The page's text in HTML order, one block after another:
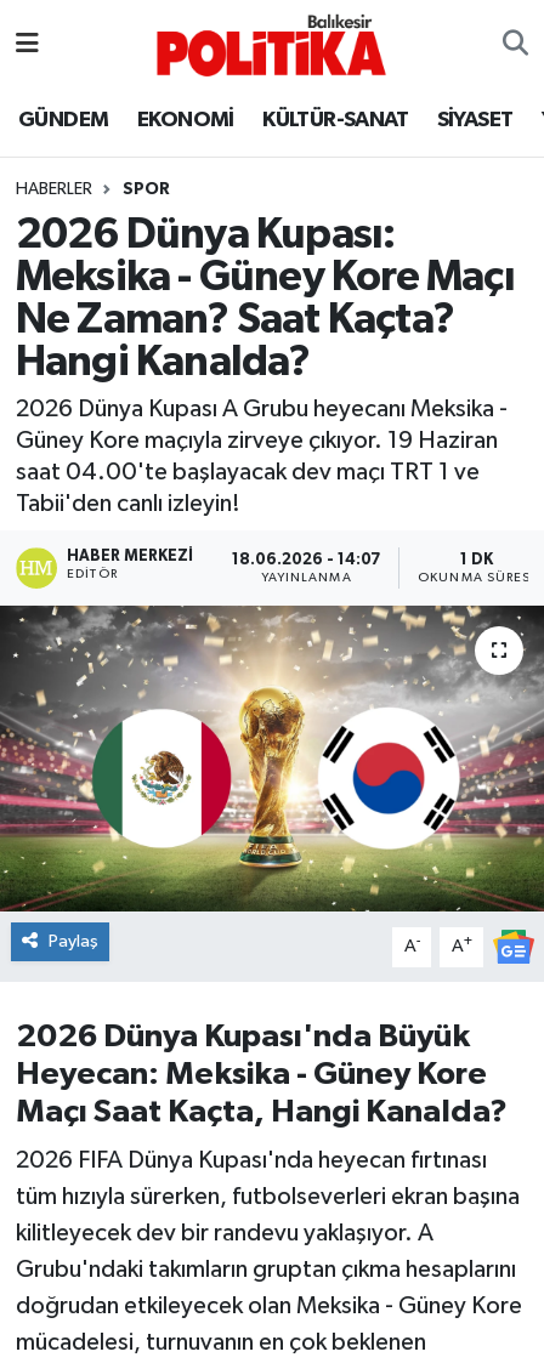
GÜNDEM EKONOMİ KÜLTÜR-SANAT SİYASET
HABERLER SPOR
2026 Dünya Kupası:
Meksika - Güney Kore Maçı
Ne Zaman? Saat Kaçta?
Hangi Kanalda?
2026 Dünya Kupası A Grubu heyecanı Meksika -
Güney Kore maçıyla zirveye çıkıyor. 19 Haziran
saat 04.00'te başlayacak dev maçı TRT 1 ve
Tabii'den canlı izleyin!
HABER MERKEZI
EDITÖR
18.06.2026 - 14:07
YAYINLANMA
1 DK
OKUNMA SÜRESI
Paylaş A- A+
2026 Dünya Kupası'nda Büyük
Heyecan: Meksika - Güney Kore
Maçı Saat Kaçta, Hangi Kanalda?
2026 FIFA Dünya Kupası'nda heyecan fırtınası
tüm hızıyla sürerken, futbolseverleri ekran başına
kilitleyecek dev bir randevu yaklaşıyor. A
Grubu'ndaki takımların gruptan çıkma hesaplarını
doğrudan etkileyecek olan Meksika - Güney Kore
mücadelesi, turnuvanın en çok beklenen
Ayvalık
Balya
Bandırma
Bigadiç
BİYOGRAFİLER
Burhaniye
Dursunbey
Edremit
EĞİTİM
EKONOMİ
Erdek
Gömeç
Gönen
Havran
KENT GÜNDEMİ
Kepsut
KÜLTÜR-SANAT
Balıkesir Hava Durumu
Balıkesir Namaz Vakitleri
Balıkesir Trafik Yoğunluk Haritası
Süper Lig Puan Durumu ve Fikstür
Tüm Manşetler
Son Dakika Haberleri